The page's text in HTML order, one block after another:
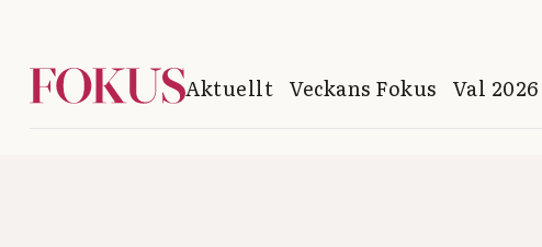
Aktuellt Veckans Fokus Val 2026